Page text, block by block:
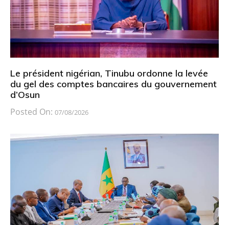
Le président nigérian, Tinubu ordonne la levée
du gel des comptes bancaires du gouvernement
d’Osun
Posted On: 07/08/2026